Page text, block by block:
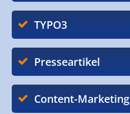
TYPO3
Presseartikel
Content-Marketing